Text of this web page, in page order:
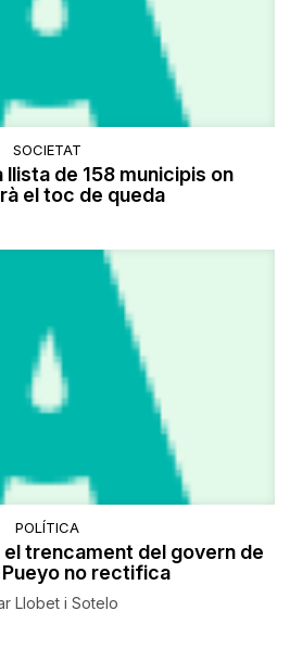
SOCIETAT
llista de 158 municipis on
el toc de queda
POLÍTICA
el trencament del govern de
Pueyo no rectifica
Llobet i Sotelo